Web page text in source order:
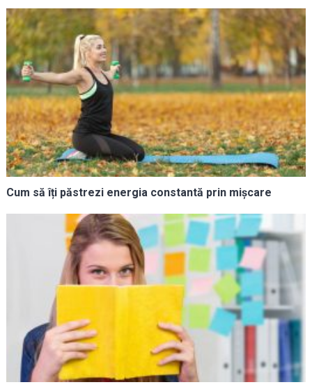
Cum să îți păstrezi energia constantă prin mișcare